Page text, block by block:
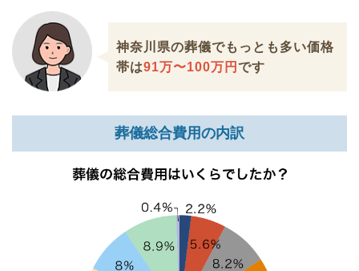
神奈川県の葬儀でもっとも多い価格
帯は91万〜100万円 です
葬儀総合費用の内訳